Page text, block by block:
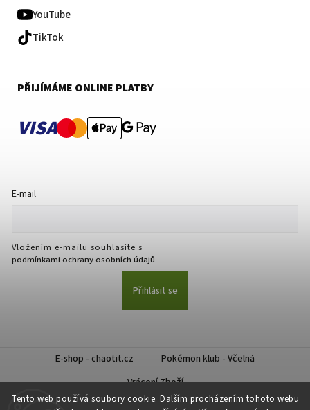
Tento web používá soubory cookie. Dalším procházením tohoto webu
YouTube
TikTok
PŘIJÍMÁME ONLINE PLATBY
VISA
E-mail
Vložením e-mailu souhlasíte s
podmínkami ochrany osobních údajů
Přihlásit se
E-shop - chaotit.cz
Pokémon klub - Včelná
Vrácení Zboží